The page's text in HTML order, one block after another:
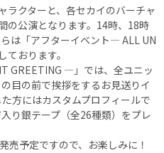
ラクターと、各セカイのバーチャ
の公演となります。14時、18時
は「アフターイベント― ALL UN
おります。
GREETING ―」では、全ユニッ
目の前で挨拶をするお見送りイ
方にはカスタムプロフィールで
り銀テープ（全26種類）をプレ
予定ですので、お楽しみに！